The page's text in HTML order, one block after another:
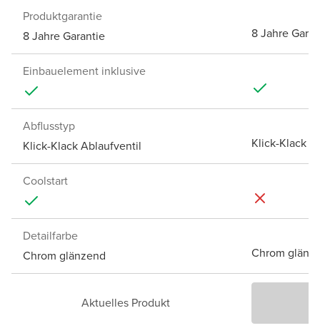
Produktgarantie
8 Jahre Garantie
8 Jahre
Einbauelement inklusive
Abflusstyp
Klick-Klack Ablaufventil
Klick-Klack
Coolstart
Detailfarbe
Chrom glänzend
Chrom
Aktuelles Produkt